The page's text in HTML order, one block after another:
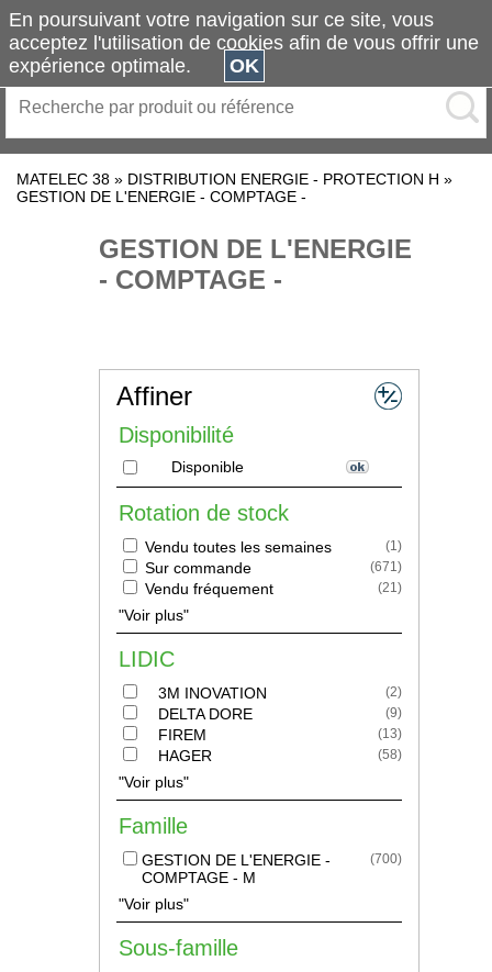
MATELEC 38 » DISTRIBUTION ENERGIE - PROTECTION H »
GESTION DE L'ENERGIE - COMPTAGE -
GESTION DE L'ENERGIE
- COMPTAGE -
Affiner
Disponibilité
Disponible
Rotation de stock
Vendu toutes les semaines (1)
Sur commande (671)
Vendu fréquement (21)
"Voir plus"
LIDIC
3M INOVATION (2)
DELTA DORE (9)
FIREM (13)
HAGER (58)
"Voir plus"
Famille
GESTION DE L'ENERGIE -
COMPTAGE - M
(700)
"Voir plus"
Sous-famille
En poursuivant votre navigation sur ce site, vous
acceptez l'utilisation de cookies afin de vous offrir une
expérience optimale.
OK